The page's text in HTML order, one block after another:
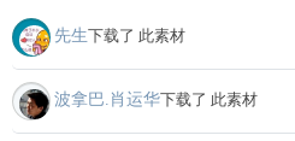
先生下载了 此素材
波拿巴.肖运华下载了 此素材